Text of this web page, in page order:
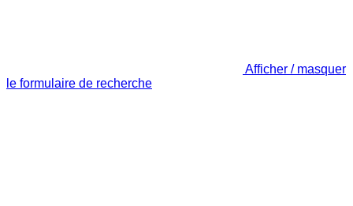
Afficher / masquer
le formulaire de recherche